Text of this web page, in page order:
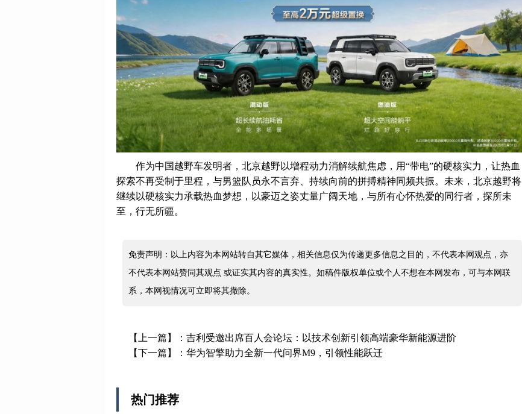
作为中国越野车发明者，北京越野以增程动力消解续航焦虑，用“带电”的硬核实力，让热血
探索不再受制于里程，与男篮队员永不言弃、持续向前的拼搏精神同频共振。未来，北京越野将
继续以硬核实力承载热血梦想，以豪迈之姿丈量广阔天地，与所有心怀热爱的同行者，探所未
至，行无所疆。
免责声明：以上内容为本网站转自其它媒体，相关信息仅为传递更多信息之目的，不代表本网观点，亦
不代表本网站赞同其观点 或证实其内容的真实性。如稿件版权单位或个人不想在本网发布，可与本网联
系，本网视情况可立即将其撤除。
【上一篇】： 吉利受邀出席百人会论坛：以技术创新引领高端豪华新能源进阶
【下一篇】： 华为智擎助力全新一代问界M9，引领性能跃迁
热门推荐